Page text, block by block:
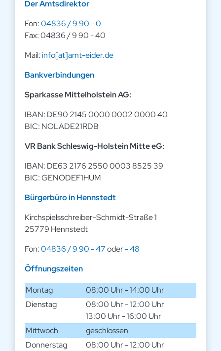
Der Amtsdirektor
Fon:04836 / 9 90 - 0
Fax: 04836 / 9 90 - 40
Mail:info[at]amt-eider.de
Bankverbindungen
Sparkasse Mittelholstein AG:
IBAN: DE90 2145 0000 0002 0000 40
BIC: NOLADE21RDB
VR Bank Schleswig-Holstein Mitte eG:
IBAN: DE63 2176 2550 0003 8525 39
BIC: GENODEF1HUM
Bürgerbüro in Hennstedt
Kirchspielsschreiber-Schmidt-Straße 1
25779 Hennstedt
Fon:04836 / 9 90 - 47oder- 48
Öffnungszeiten
Montag
08:00 Uhr - 14:00 Uhr
Dienstag
08:00 Uhr - 12:00 Uhr
13:00 Uhr - 16:00 Uhr
Mittwoch
geschlossen
Donnerstag
08:00 Uhr - 12:00 Uhr